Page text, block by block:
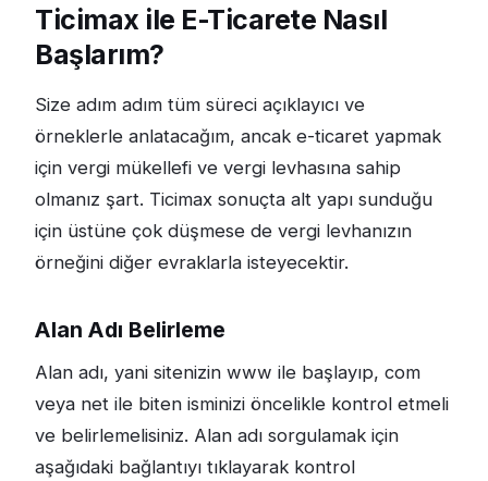
Ticimax ile E-Ticarete Nasıl
Başlarım?
Size adım adım tüm süreci açıklayıcı ve
örneklerle anlatacağım, ancak e-ticaret yapmak
için vergi mükellefi ve vergi levhasına sahip
olmanız şart. Ticimax sonuçta alt yapı sunduğu
için üstüne çok düşmese de vergi levhanızın
örneğini diğer evraklarla isteyecektir.
Alan Adı Belirleme
Alan adı, yani sitenizin www ile başlayıp, com
veya net ile biten isminizi öncelikle kontrol etmeli
ve belirlemelisiniz. Alan adı sorgulamak için
aşağıdaki bağlantıyı tıklayarak kontrol